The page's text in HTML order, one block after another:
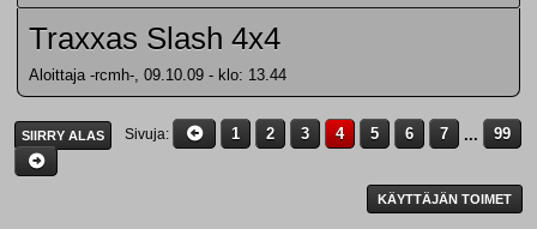
Traxxas Slash 4x4
Aloittaja -rcmh-, 09.10.09 - klo: 13.44
SIIRRY ALAS Sivuja 1 2 3 4 5 6 7 ... 99
KÄYTTÄJÄN TOIMET